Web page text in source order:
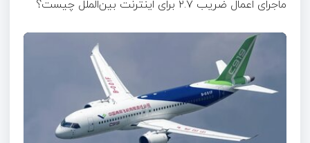
ماجرای اعمال ضریب ۲.۷ برای اینترنت بین‌الملل چیست؟